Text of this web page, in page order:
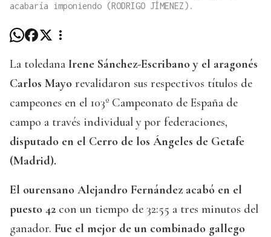
acabaría imponiendo (RODRIGO JÍMENEZ).
La toledana Irene Sánchez-Escribano y el aragonés
Carlos Mayo revalidaron sus respectivos títulos de
campeones en el 103º Campeonato de España de
campo a través individual y por federaciones,
disputado en el Cerro de los Ángeles de Getafe
(Madrid).
El ourensano Alejandro Fernández acabó en el
puesto 42 con un tiempo de 32:55 a tres minutos del
ganador. Fue el mejor de un combinado gallego